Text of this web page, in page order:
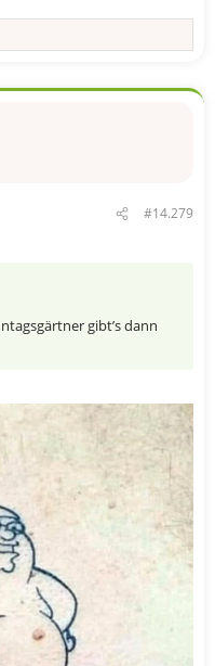
#14.279
gibt’s dann